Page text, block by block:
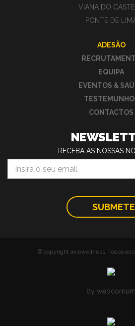
VIANA DO
PONTE DE
ADESÃO
EQUIPA
EVENTOS &
CONTACTOS
RECEBA AS NOSSAS
© copyright axiswellness. Todos os
by webcomum